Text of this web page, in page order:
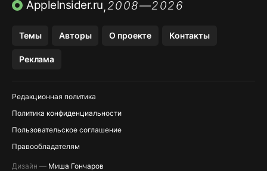
AppleInsider.ru,2008—2026
Темы Авторы О проекте Контакты
Реклама
Редакционная политика
Политика конфиденциальности
Пользовательское соглашение
Правообладателям
Дизайн — Миша Гончаров